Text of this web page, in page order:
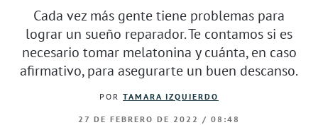
Cada vez más gente tiene problemas para
lograr un sueño reparador. Te contamos si es
necesario tomar melatonina y cuánta, en caso
afirmativo, para asegurarte un buen descanso.
POR TAMARA IZQUIERDO
27 DE FEBRERO DE 2022 / 08:48